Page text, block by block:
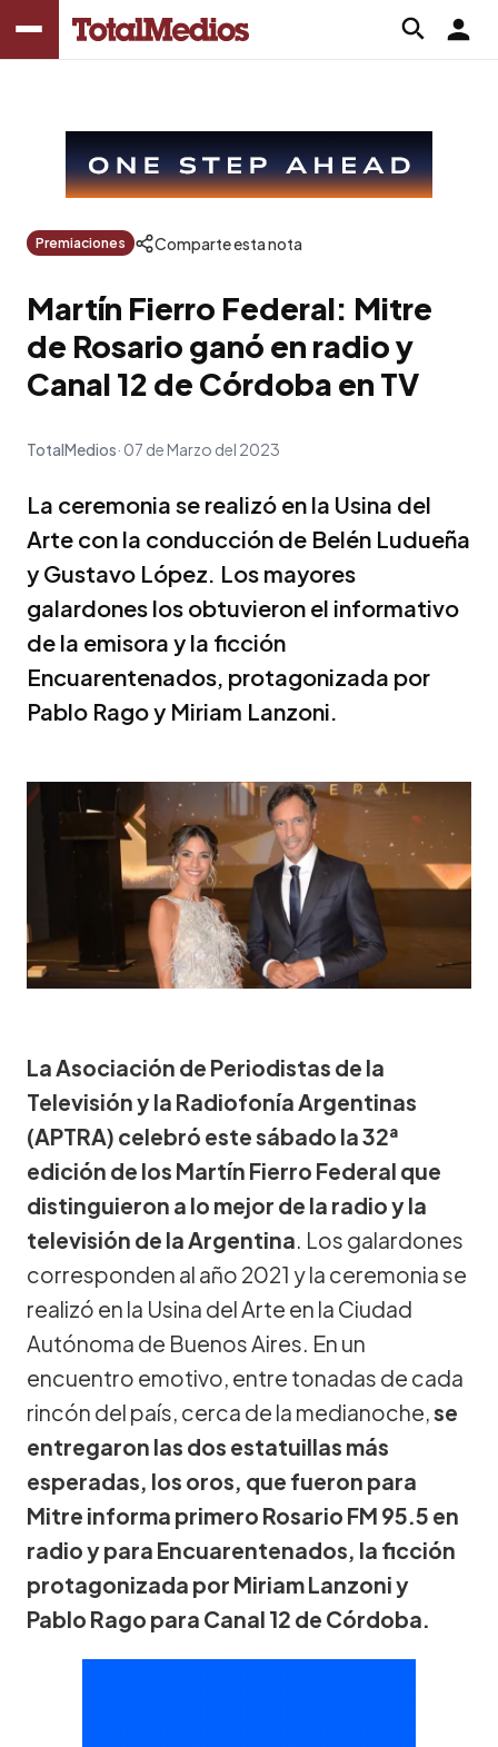
Premiaciones Comparte esta nota
Martín Fierro Federal: Mitre
de Rosario ganó en radio y
Canal 12 de Córdoba en TV
TotalMedios 07 de Marzo del 2023
La ceremonia se realizó en la Usina del
Arte con la conducción de Belén Ludueña
y Gustavo López. Los mayores
galardones los obtuvieron el informativo
de la emisora y la ficción
Encuarentenados, protagonizada por
Pablo Rago y Miriam Lanzoni.
La Asociación de Periodistas de la
Televisión y la Radiofonía Argentinas
(APTRA) celebró este sábado la 32ª
edición de los Martín Fierro Federal que
distinguieron a lo mejor de la radio y la
televisión de la Argentina. Los galardones
corresponden al año 2021 y la ceremonia se
realizó en la Usina del Arte en la Ciudad
Autónoma de Buenos Aires. En un
encuentro emotivo, entre tonadas de cada
rincón del país, cerca de la medianoche, se
entregaron las dos estatuillas más
esperadas, los oros, que fueron para
Mitre informa primero Rosario FM 95.5 en
radio y para Encuarentenados, la ficción
protagonizada por Miriam Lanzoni y
Pablo Rago para Canal 12 de Córdoba.